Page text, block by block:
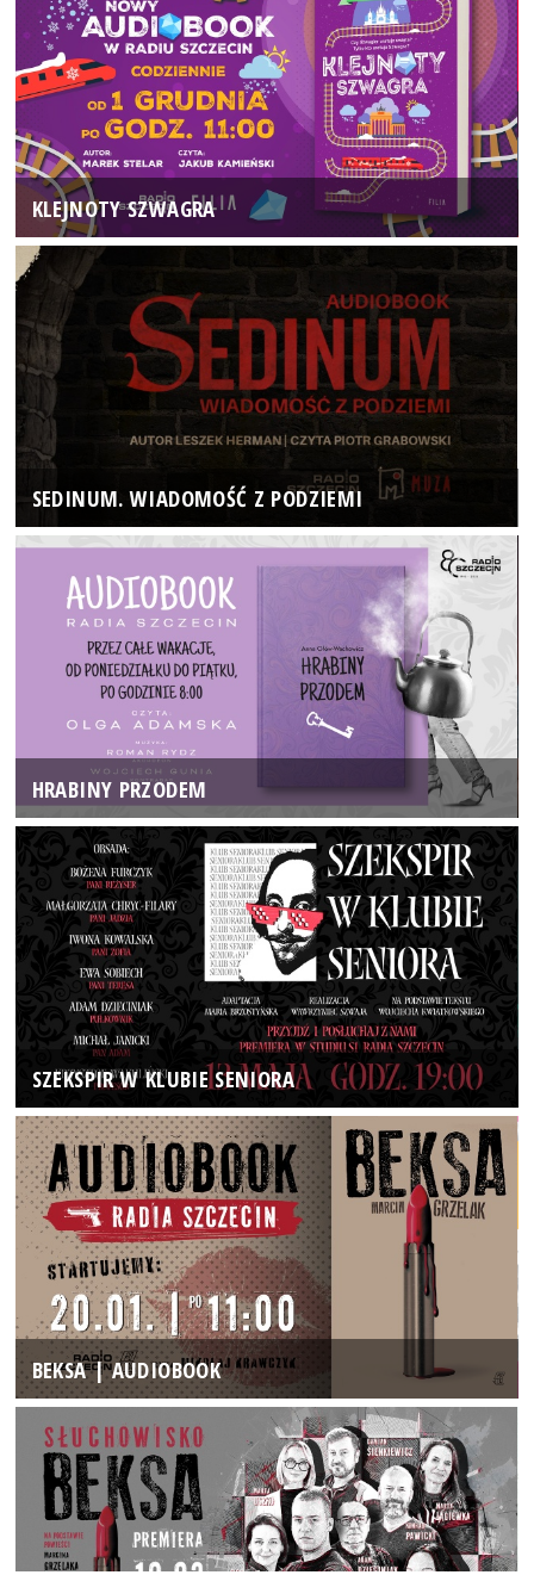
KLEJNOTY SZWAGRA
SEDINUM. WIADOMOŚĆ Z PODZIEMI
HRABINY PRZODEM
SZEKSPIR W KLUBIE SENIORA
BEKSA | AUDIOBOOK